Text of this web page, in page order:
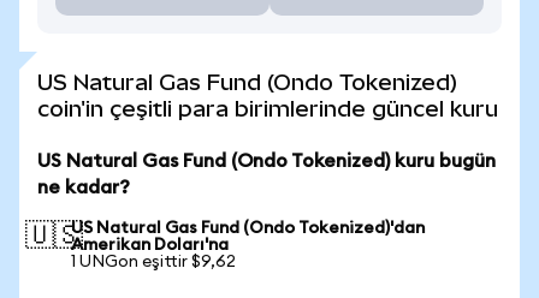
US Natural Gas Fund (Ondo Tokenized)
coin'in çeşitli para birimlerinde güncel kuru
US Natural Gas Fund (Ondo Tokenized) kuru bugün
ne kadar?
🇺🇸US Natural Gas Fund (Ondo Tokenized)'dan
Amerikan Doları'na
1 UNGon eşittir $9,62